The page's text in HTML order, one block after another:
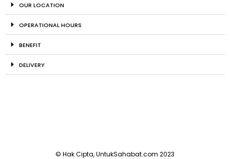
OUR LOCATION
OPERATIONAL HOURS
BENEFIT
DELIVERY
© Hak Cipta, UntukSahabat.com 2023